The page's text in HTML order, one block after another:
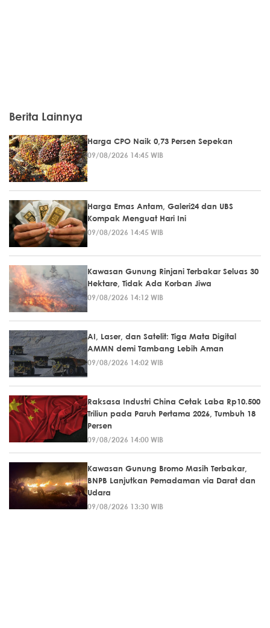
Berita Lainnya
Harga CPO Naik 0,73 Persen Sepekan
09/08/2026 14:45 WIB
Harga Emas Antam, Galeri24 dan UBS
Kompak Menguat Hari Ini
09/08/2026 14:45 WIB
Kawasan Gunung Rinjani Terbakar Seluas 30
Hektare, Tidak Ada Korban Jiwa
09/08/2026 14:12 WIB
AI, Laser, dan Satelit: Tiga Mata Digital
AMMN demi Tambang Lebih Aman
09/08/2026 14:02 WIB
Raksasa Industri China Cetak Laba Rp10.500
Triliun pada Paruh Pertama 2026, Tumbuh 18
Persen
09/08/2026 14:00 WIB
Kawasan Gunung Bromo Masih Terbakar,
BNPB Lanjutkan Pemadaman via Darat dan
Udara
09/08/2026 13:30 WIB